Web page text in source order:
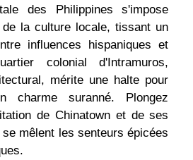
des Philippines s'impose
la culture locale, tissant un
influences hispaniques et
colonial d'Intramuros,
mérite une halte pour
charme suranné. Plongez
de Chinatown et de ses
mêlent les senteurs épicées